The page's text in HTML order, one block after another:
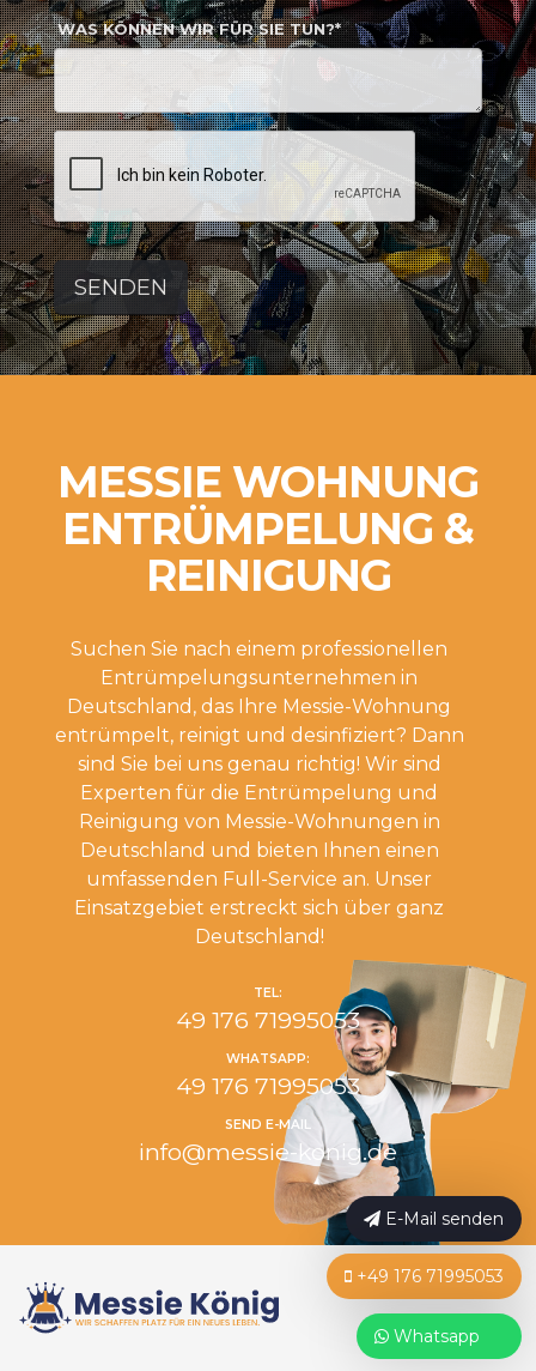
WAS KÖNNEN WIR FÜR SIE TUN?*
MESSIE WOHNUNG
ENTRÜMPELUNG &
REINIGUNG
Suchen Sie nach einem professionellen
Entrümpelungsunternehmen in
Deutschland, das Ihre Messie-Wohnung
entrümpelt, reinigt und desinfiziert? Dann
sind Sie bei uns genau richtig! Wir sind
Experten für die Entrümpelung und
Reinigung von Messie-Wohnungen in
Deutschland und bieten Ihnen einen
umfassenden Full-Service an. Unser
Einsatzgebiet erstreckt sich über ganz
Deutschland!
TEL:
49 176 71995053
WHATSAPP:
49 176 71995053
SEND E-MAIL
info@messie-konig.de
E-Mail senden
+49 176 71995053
Whatsapp